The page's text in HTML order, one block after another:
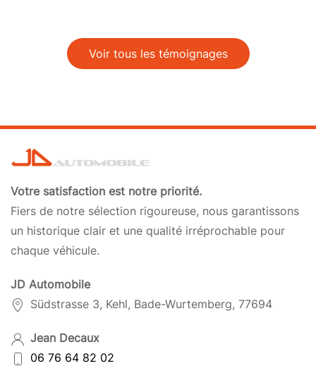
Voir tous les témoignages
Votre satisfaction est notre priorité.
Fiers de notre sélection rigoureuse, nous garantissons
un historique clair et une qualité irréprochable pour
chaque véhicule.
JD Automobile
Südstrasse 3, Kehl, Bade-Wurtemberg, 77694
Jean Decaux
06 76 64 82 02